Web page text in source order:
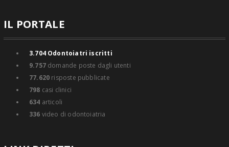
IL PORTALE
3.704Odontoiatri iscritti
9.757domande poste dagli utenti
77.620 risposte pubblicate
798 casi clinici
634 articoli
336 video di odontoiatria